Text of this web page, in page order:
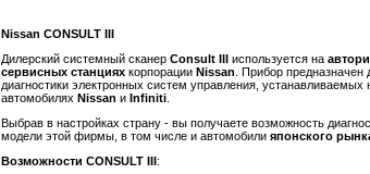
Nissan CONSULT III
Дилерский системный сканер Consult III используется на
сервисных станциях корпорации Nissan . Прибор предназначен
диагностики электронных систем управления, устанавливаемых
автомобилях Nissan и Infiniti
Выбрав в настройках страну - вы получаете возможность
модели этой фирмы, в том числе и автомобили японского
Возможности CONSULT III :